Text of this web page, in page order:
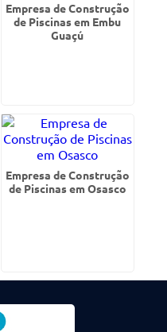
Empresa de Construção
de Piscinas em Embu
Guaçú
Empresa de Construção
de Piscinas em Osasco